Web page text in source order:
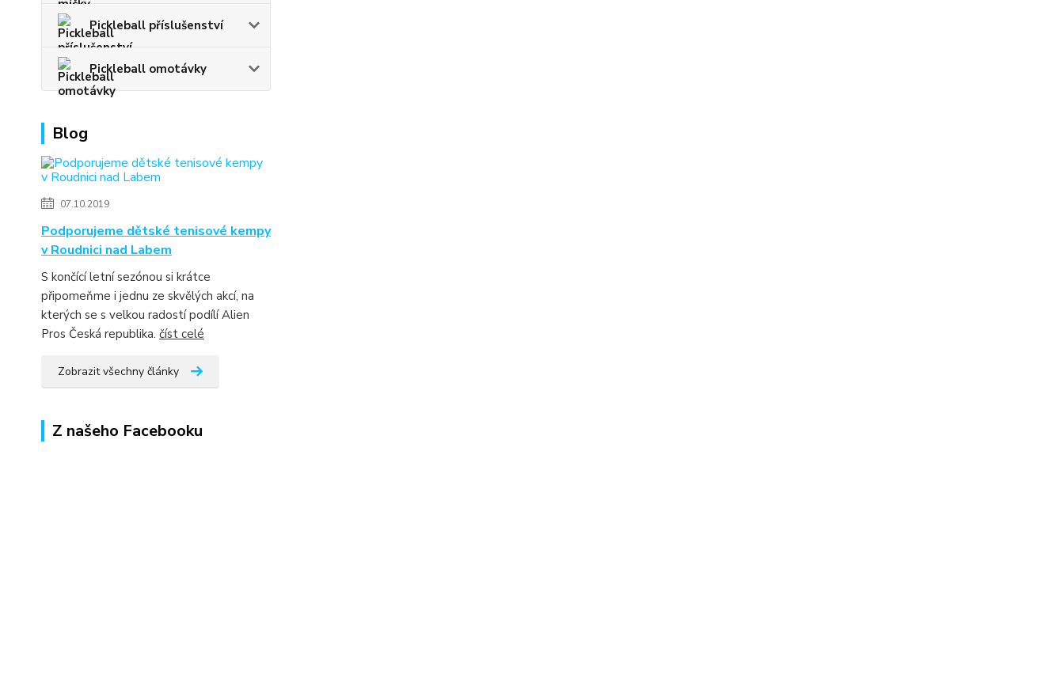
Pickleball příslušenství
Pickleball omotávky
Blog
07.10.2019
Podporujeme dětské tenisové kempy
v Roudnici nad Labem
S končící letní sezónou si krátce
připomeňme i jednu ze skvělých akcí, na
kterých se s velkou radostí podílí Alien
Pros Česká republika. číst celé
Zobrazit všechny články
Z našeho Facebooku